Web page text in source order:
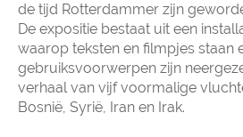
de tijd Rotterdammer zijn
De expositie bestaat uit een
waarop teksten en filmpjes staan
gebruiksvoorwerpen zijn
verhaal van vijf voormalige
Bosnië, Syrië, Iran en Irak.